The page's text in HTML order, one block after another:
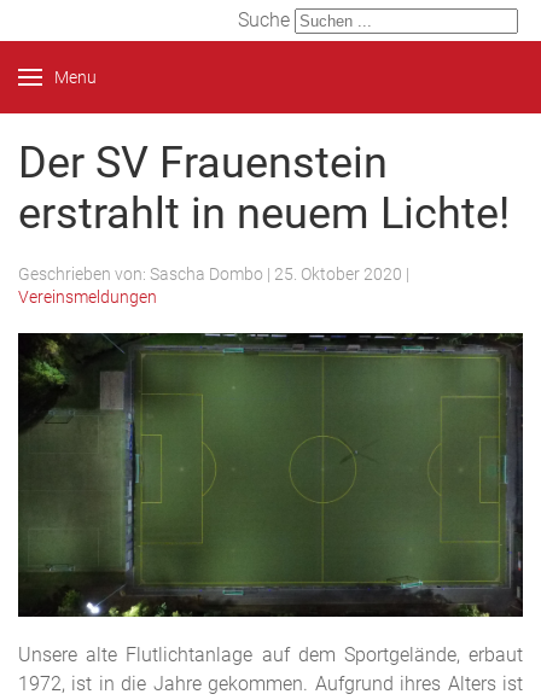
Suche
Menu
Der SV Frauenstein
erstrahlt in neuem Lichte!
Geschrieben von: Sascha Dombo | 25. Oktober 2020 |
Vereinsmeldungen
Unsere alte Flutlichtanlage auf dem Sportgelände, erbaut
1972, ist in die Jahre gekommen. Aufgrund ihres Alters ist